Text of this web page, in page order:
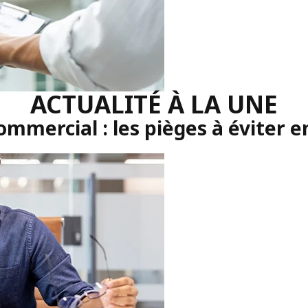
ACTUALITÉ À LA UNE
: les pièges à éviter